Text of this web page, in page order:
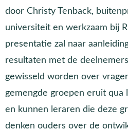
door Christy Tenback,
universiteit en werkzaam bij
presentatie zal naar
resultaten met de
gewisseld worden over
gemengde groepen eruit qua
en kunnen leraren die deze
denken ouders over de